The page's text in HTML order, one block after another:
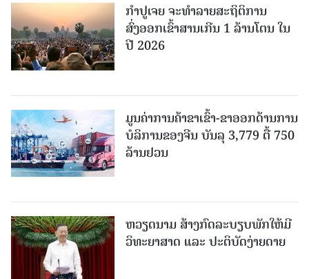
ກຳປູເຈຍ ຈະທຳລາຍສະຖິຕິການ
ສົ່ງອອກເຂົ້າສານເກີນ 1 ລ້ານໂຕນ ໃນ
ປີ 2026
ມູນຄ່າການຄ້າຂາເຂົ້າ-ຂາອອກດ້ານການ
ບໍລິການຂອງຈີນ ບັນລຸ 3,779 ຕື້ 750
ລ້ານຢວນ
ຫວຽດນາມ ສ້າງກົດລະບຽບພັກໃຫ້ມີ
ວິທະຍາສາດ ແລະ ປະຕິບັດງ່າຍດາຍ